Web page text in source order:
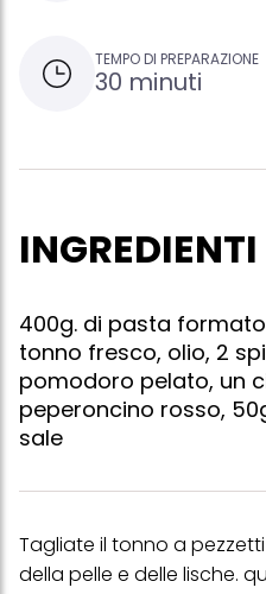
TEMPO DI PREPARAZIONE
30 minuti
INGREDIENTI
400g. di pasta
tonno fresco, olio, 2
pomodoro pelato, un
peperoncino rosso,
sale
Tagliate il tonno a
della pelle e delle lische.